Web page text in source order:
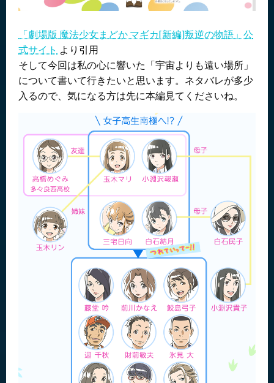
「劇場版 魔法少女まどか マギカ[新編]叛逆の物語」公
式サイト より引用
そして今回は私の心に響いた「宇宙よりも遠い場所」
について書いて行きたいと思います。ネタバレが多少
入るので、気になる方は先に本編見てくださいね。